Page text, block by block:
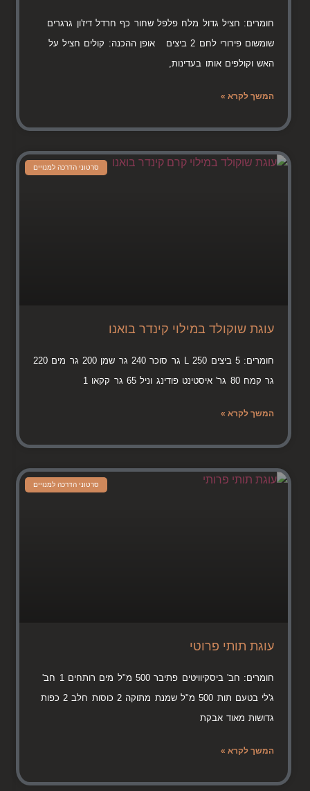
חומרים: חציל גדול מלח פלפל שחור כף חרדל דיז'ון גרגרים
שומשום פירורי לחם 2 ביצים אופן ההכנה: קולים חציל על
האש וקולפים אותו בעדינות,
המשך לקרא »
סרטוני הדרכה למנויים
עוגת שוקולד במילוי קינדר בואנו
חומרים: 5 ביצים L 250 גר סוכר 240 גר שמן 200 גר מים 220
גר קמח 80 גר' איסטינט פודינג וניל 65 גר קקאו 1
המשך לקרא »
סרטוני הדרכה למנויים
עוגת תותי פרוטי
חומרים: חב' ביסקיוויטים פתיבר 500 מ"ל מים רותחים 1 חב'
ג'לי בטעם תות 500 מ"ל שמנת מתוקה 2 כוסות חלב 2 כפות
גדושות מאוד אבקת
המשך לקרא »